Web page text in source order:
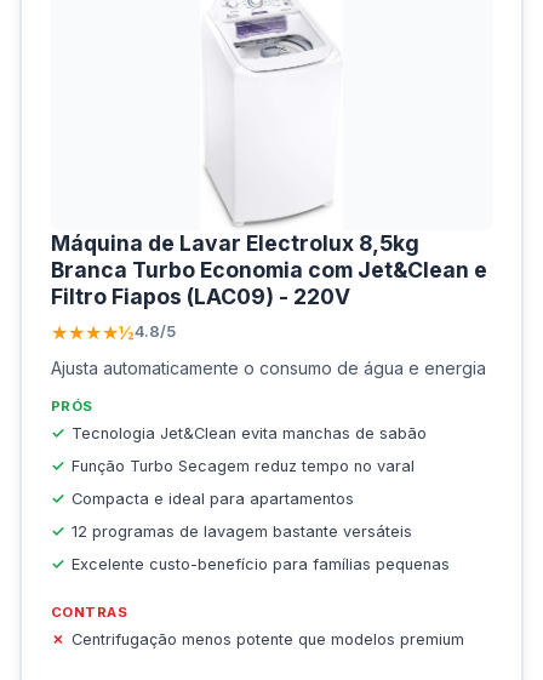
Máquina de Lavar Electrolux 8,5kg
Branca Turbo Economia com Jet&Clean e
Filtro Fiapos (LAC09) - 220V
★★★★½4.8/5
Ajusta automaticamente o consumo de água e energia
PRÓS
Tecnologia Jet&Clean evita manchas de sabão
Função Turbo Secagem reduz tempo no varal
Compacta e ideal para apartamentos
12 programas de lavagem bastante versáteis
Excelente custo-benefício para famílias pequenas
CONTRAS
Centrifugação menos potente que modelos premium